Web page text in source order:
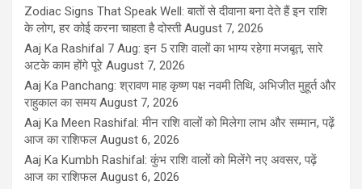
Zodiac Signs That Speak Well: बातों से दीवाना बना देते हैं इन राशि
के लोग, हर कोई करना चाहता है दोस्ती August 7, 2026
Aaj Ka Rashifal 7 Aug: इन 5 राशि वालों का भाग्य रहेगा मजबूत, सारे
अटके काम होंगे पूरे August 7, 2026
Aaj Ka Panchang: श्रावण माह कृष्ण पक्ष नवमी तिथि, अभिजीत मुहूर्त और
राहुकाल का समय August 7, 2026
Aaj Ka Meen Rashifal: मीन राशि वालों को मिलेगा लाभ और सम्मान, पढ़ें
आज का राशिफल August 6, 2026
Aaj Ka Kumbh Rashifal: कुंभ राशि वालों को मिलेंगे नए अवसर, पढ़ें
आज का राशिफल August 6, 2026